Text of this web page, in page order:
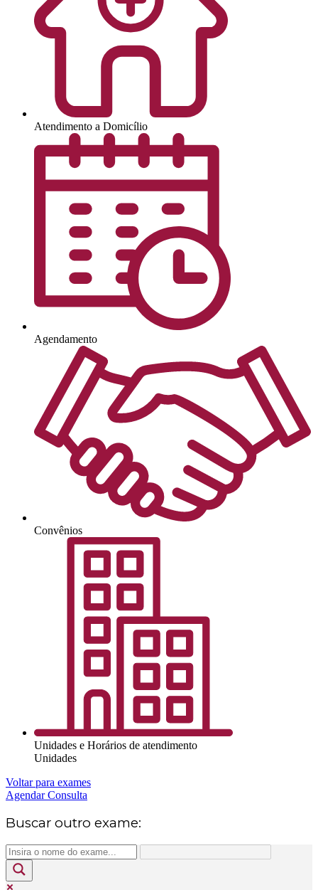
Atendimento a Domicílio
Agendamento
Convênios
Unidades e Horários de atendimento
Unidades
Voltar para exames
Agendar Consulta
Buscar outro exame: